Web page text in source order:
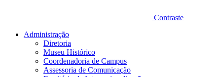
Contraste
Administração
Diretoria
Museu Histórico
Coordenadoria de Campus
Assessoria de Comunicação